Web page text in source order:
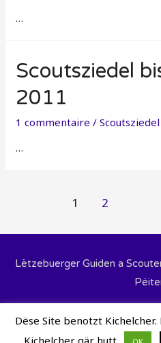
…
Scoutsziedel
2011
1 commentaire /Scoutsziedel
…
Navigation
1 2
Lëtzebuerger Guiden a
Cookie Policy
Mir
Dëse Site benotzt
Kichelcher gär hutt.